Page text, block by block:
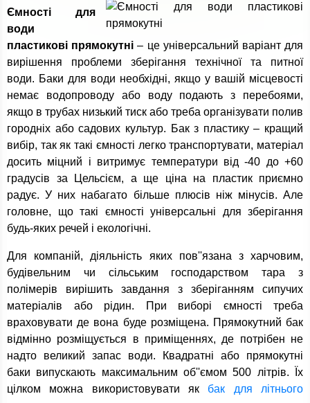
Ємності для
води
пластикові прямокутні – це універсальний варіант для
вирішення проблеми зберігання технічної та питної
води. Баки для води необхідні, якщо у вашій місцевості
немає водопроводу або воду подають з перебоями,
якщо в трубах низький тиск або треба організувати полив
городніх або садових культур. Бак з пластику – кращий
вибір, так як такі ємності легко транспортувати, матеріал
досить міцний і витримує температури від -40 до +60
градусів за Цельсієм, а ще ціна на пластик приємно
радує. У них набагато більше плюсів ніж мінусів. Але
головне, що такі ємності універсальні для зберігання
будь-яких речей і екологічні.
Для компаній, діяльність яких пов''язана з харчовим,
будівельним чи сільським господарством тара з
полімерів вирішить завдання з зберіганням сипучих
матеріалів або рідин. При виборі ємності треба
враховувати де вона буде розміщена. Прямокутний бак
відмінно розміщується в приміщеннях, де потрібен не
надто великий запас води. Квадратні або прямокутні
баки випускають максимальним об''ємом 500 літрів. Їх
цілком можна використовувати як бак для літнього